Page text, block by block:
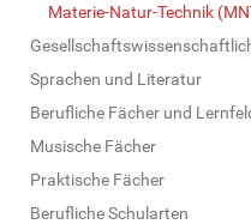
Materie-Natur-Technik
Sprachen und Literatur
Berufliche Fächer und
Musische Fächer
Praktische Fächer
Berufliche Schularten